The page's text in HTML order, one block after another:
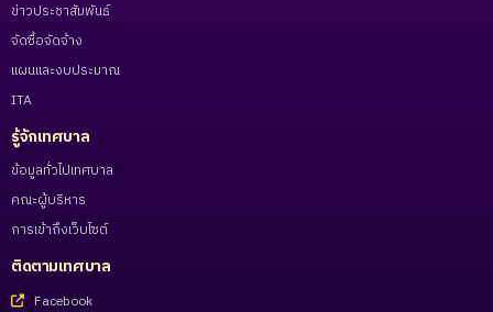
ข่าวประชาสัมพันธ์
จัดซื้อจัดจ้าง
แผนและงบประมาณ
ITA
รู้จักเทศบาล
ข้อมูลทั่วไปเทศบาล
คณะผู้บริหาร
การเข้าถึงเว็บไซต์
ติดตามเทศบาล
Facebook